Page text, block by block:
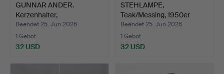
GUNNAR ANDER.
Kerzenhalter,
Messing/Glas, …
Beendet 25. Jun 2026
1 Gebot
32 USD
STEHLAMPE,
Teak/Messing, 1950er
Jahre.
Beendet 25. Jun 2026
1 Gebot
32 USD